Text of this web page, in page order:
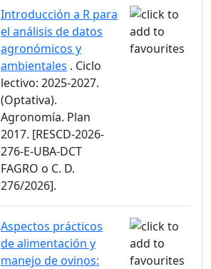
Introducción a R para
el análisis de datos
agronómicos y
ambientales . Ciclo
lectivo: 2025-2027.
(Optativa).
Agronomía. Plan
2017. [RESCD-2026-
276-E-UBA-DCT
FAGRO o C. D.
276/2026].
Aspectos prácticos
de alimentación y
manejo de ovinos: